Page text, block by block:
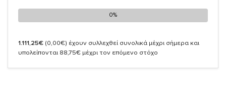
0%
0%
1.111,25€ (0,00€) έχουν συλλεχθεί συνολικά μέχρι σήμερα και
υπολείπονται 88,75€ μέχρι τον επόμενο στόχο